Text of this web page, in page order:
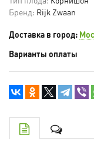
Бренд: Rijk Zwaan
Доставка в город:
Варианты оплаты